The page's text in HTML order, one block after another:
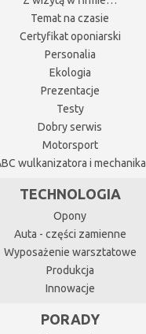
Temat na czasie
Certyfikat oponiarski
Personalia
Ekologia
Prezentacje
Testy
Dobry serwis
Motorsport
wulkanizatora i mechanika
TECHNOLOGIA
Opony
Auta - części zamienne
Wyposażenie warsztatowe
Produkcja
Innowacje
PORADY